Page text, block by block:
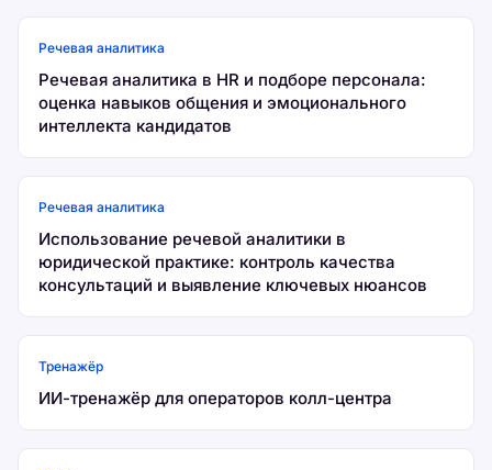
Речевая аналитика
Речевая аналитика в HR и подборе персонала:
оценка навыков общения и эмоционального
интеллекта кандидатов
Речевая аналитика
Использование речевой аналитики в
юридической практике: контроль качества
консультаций и выявление ключевых нюансов
Тренажёр
ИИ-тренажёр для операторов колл-центра